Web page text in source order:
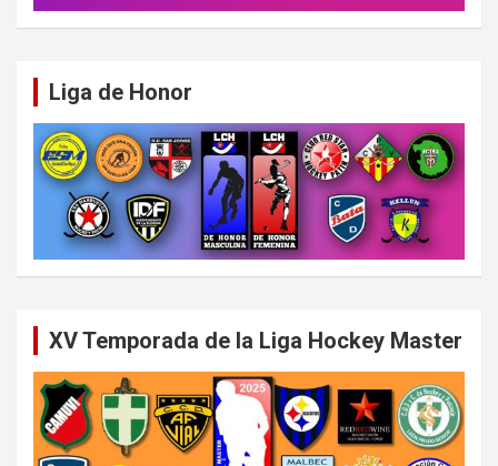
Liga de Honor
XV Temporada de la Liga Hockey Master